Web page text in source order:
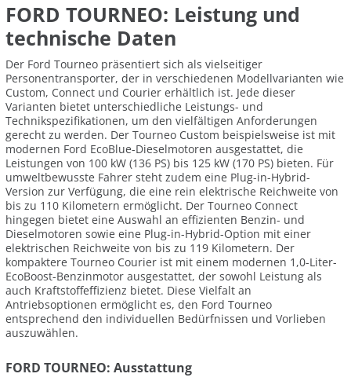
FORD TOURNEO: Leistung und
technische Daten
Der Ford Tourneo präsentiert sich als vielseitiger
Personentransporter, der in verschiedenen Modellvarianten wie
Custom, Connect und Courier erhältlich ist. Jede dieser
Varianten bietet unterschiedliche Leistungs- und
Technikspezifikationen, um den vielfältigen Anforderungen
gerecht zu werden. Der Tourneo Custom beispielsweise ist mit
modernen Ford EcoBlue-Dieselmotoren ausgestattet, die
Leistungen von 100 kW (136 PS) bis 125 kW (170 PS) bieten. Für
umweltbewusste Fahrer steht zudem eine Plug-in-Hybrid-
Version zur Verfügung, die eine rein elektrische Reichweite von
bis zu 110 Kilometern ermöglicht. Der Tourneo Connect
hingegen bietet eine Auswahl an effizienten Benzin- und
Dieselmotoren sowie eine Plug-in-Hybrid-Option mit einer
elektrischen Reichweite von bis zu 119 Kilometern. Der
kompaktere Tourneo Courier ist mit einem modernen 1,0-Liter-
EcoBoost-Benzinmotor ausgestattet, der sowohl Leistung als
auch Kraftstoffeffizienz bietet. Diese Vielfalt an
Antriebsoptionen ermöglicht es, den Ford Tourneo
entsprechend den individuellen Bedürfnissen und Vorlieben
auszuwählen.
FORD TOURNEO: Ausstattung